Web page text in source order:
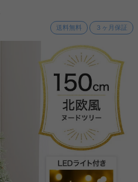
送料無料 ３ヶ月保証